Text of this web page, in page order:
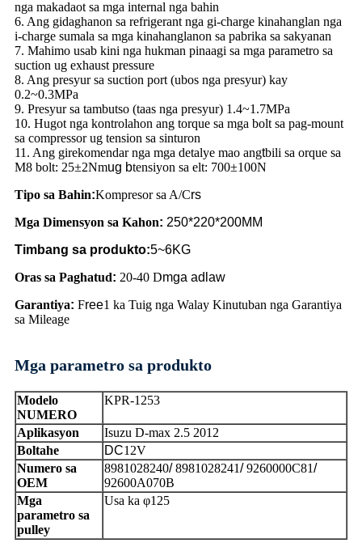
nga makadaot sa mga internal nga bahin
6. Ang gidaghanon sa refrigerant nga gi-charge kinahanglan nga
i-charge sumala sa mga kinahanglanon sa pabrika sa sakyanan
7. Mahimo usab kini nga hukman pinaagi sa mga parametro sa
suction ug exhaust pressure
8. Ang presyur sa suction port (ubos nga presyur) kay
0.2~0.3MPa
9. Presyur sa tambutso (taas nga presyur) 1.4~1.7MPa
10. Hugot nga kontrolahon ang torque sa mga bolt sa pag-mount
sa compressor ug tension sa sinturon
11. Ang girekomendar nga mga detalye mao angtbili sa orque sa
M8 bolt: 25±2Nmug btensiyon sa elt: 700±100N
Tipo sa Bahin:Kompresor sa A/Crs
Mga Dimensyon sa Kahon: 250*220*200MM
Timbang sa produkto:5~6KG
Oras sa Paghatud: 20-40 Dmga adlaw
Garantiya: Free1 ka Tuig nga Walay Kinutuban nga Garantiya
sa Mileage
Mga parametro sa produkto
Modelo
NUMERO
KPR-1253
Aplikasyon
Isuzu D-max 2.5 2012
Boltahe
DC12V
Numero sa
OEM
8981028240/8981028241/9260000C81/
92600A070B
Mga
parametro sa
pulley
Usa ka φ125